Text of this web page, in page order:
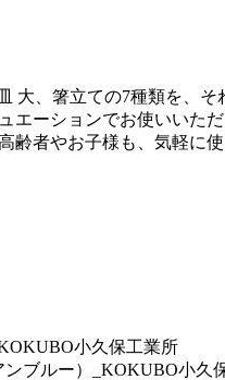
大、箸立ての7種類を、
ーションでお使いいた
者やお子様も、気軽に使